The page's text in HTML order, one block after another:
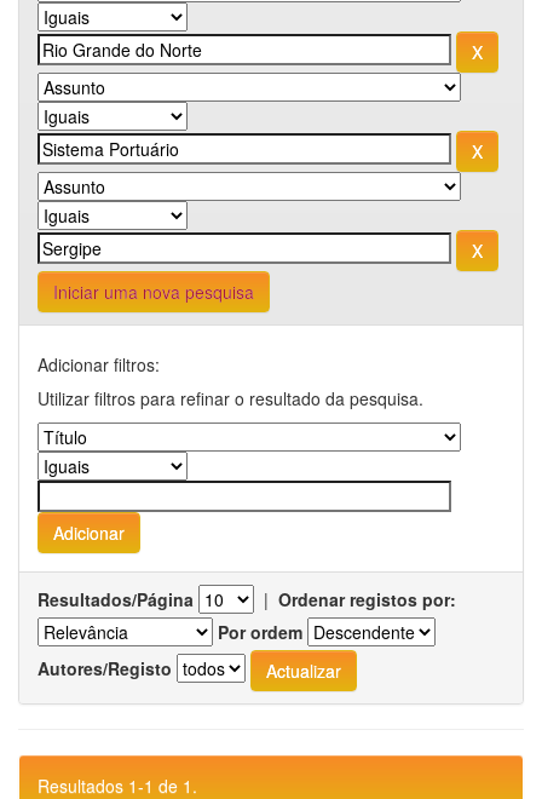
Iniciar uma nova pesquisa
Adicionar filtros:
Utilizar filtros para refinar o resultado da pesquisa.
Resultados/Página | Ordenar registos por:
Por ordem
Autores/Registo
Resultados 1-1 de 1.